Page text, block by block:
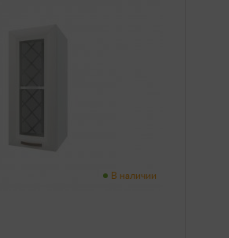
В наличии